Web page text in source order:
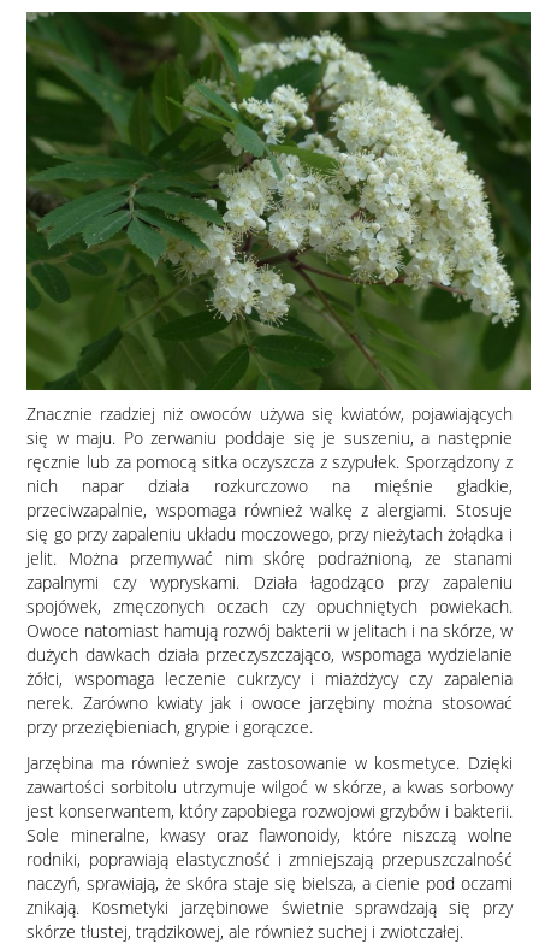
Znacznie rzadziej niż owoców używa się kwiatów, pojawiających
się w maju. Po zerwaniu poddaje się je suszeniu, a następnie
ręcznie lub za pomocą sitka oczyszcza z szypułek. Sporządzony z
nich napar działa rozkurczowo na mięśnie gładkie,
przeciwzapalnie, wspomaga również walkę z alergiami. Stosuje
się go przy zapaleniu układu moczowego, przy nieżytach żołądka i
jelit. Można przemywać nim skórę podrażnioną, ze stanami
zapalnymi czy wypryskami. Działa łagodząco przy zapaleniu
spojówek, zmęczonych oczach czy opuchniętych powiekach.
Owoce natomiast hamują rozwój bakterii w jelitach i na skórze, w
dużych dawkach działa przeczyszczająco, wspomaga wydzielanie
żółci, wspomaga leczenie cukrzycy i miażdżycy czy zapalenia
nerek. Zarówno kwiaty jak i owoce jarzębiny można stosować
przy przeziębieniach, grypie i gorączce.
Jarzębina ma również swoje zastosowanie w kosmetyce. Dzięki
zawartości sorbitolu utrzymuje wilgoć w skórze, a kwas sorbowy
jest konserwantem, który zapobiega rozwojowi grzybów i bakterii.
Sole mineralne, kwasy oraz flawonoidy, które niszczą wolne
rodniki, poprawiają elastyczność i zmniejszają przepuszczalność
naczyń, sprawiają, że skóra staje się bielsza, a cienie pod oczami
znikają. Kosmetyki jarzębinowe świetnie sprawdzają się przy
skórze tłustej, trądzikowej, ale również suchej i zwiotczałej.